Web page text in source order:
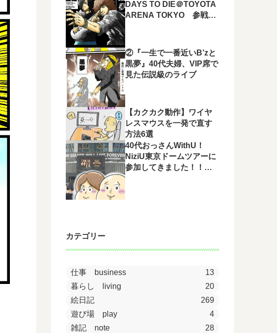
DAYS TO DIE＠TOYOTA
ARENA TOKYO 参戦チ
②『一生で一番近いB’zと
黒夢』40代夫婦、VIP席で
見た伝説級のライブ
【カクカク動作】ワイヤ
レスマウスを一発で直す
方法6選
40代おっさんWithU！
NiziU東京ドームツアーに
参加してきました！！結
カテゴリー
仕事 business
13
暮らし living
20
絵日記
269
遊び場 play
4
雑記 note
28